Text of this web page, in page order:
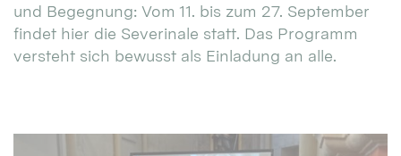
und Begegnung: Vom 11. bis zum 27. September
findet hier die Severinale statt. Das Programm
versteht sich bewusst als Einladung an alle.